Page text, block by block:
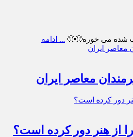
شده می خوره🤢🤢 ... ادامه
معاصر ایران
را از هنر دور کرده است؟